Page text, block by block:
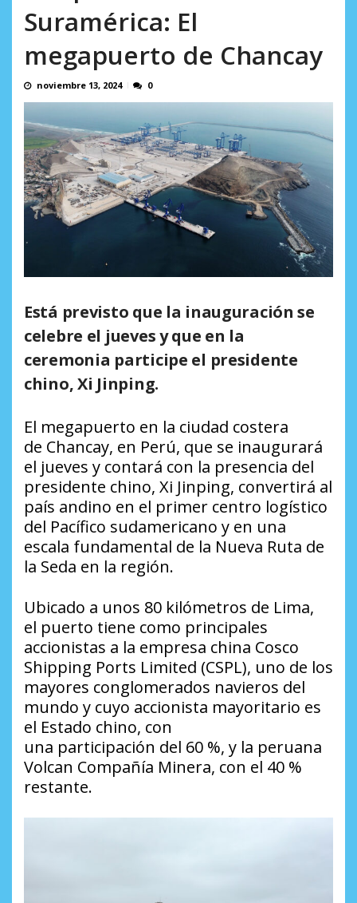
AGOSTO 6, 2026
Suramérica: El
megapuerto de Chancay
noviembre 13, 2024 0
Está previsto que la inauguración se
celebre el jueves y que en la
ceremonia participe el presidente
chino, Xi Jinping.
El megapuerto en la ciudad costera
de Chancay, en Perú, que se inaugurará
el jueves y contará con la presencia del
presidente chino, Xi Jinping, convertirá al
país andino en el primer centro logístico
del Pacífico sudamericano y en una
escala fundamental de la Nueva Ruta de
la Seda en la región.
Ubicado a unos 80 kilómetros de Lima,
el puerto tiene como principales
accionistas a la empresa china Cosco
Shipping Ports Limited (CSPL), uno de los
mayores conglomerados navieros del
mundo y cuyo accionista mayoritario es
el Estado chino, con
una participación del 60 %, y la peruana
Volcan Compañía Minera, con el 40 %
restante.